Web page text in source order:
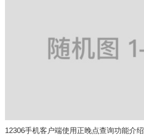
12306手机客户端使用正晚点查询功能介绍